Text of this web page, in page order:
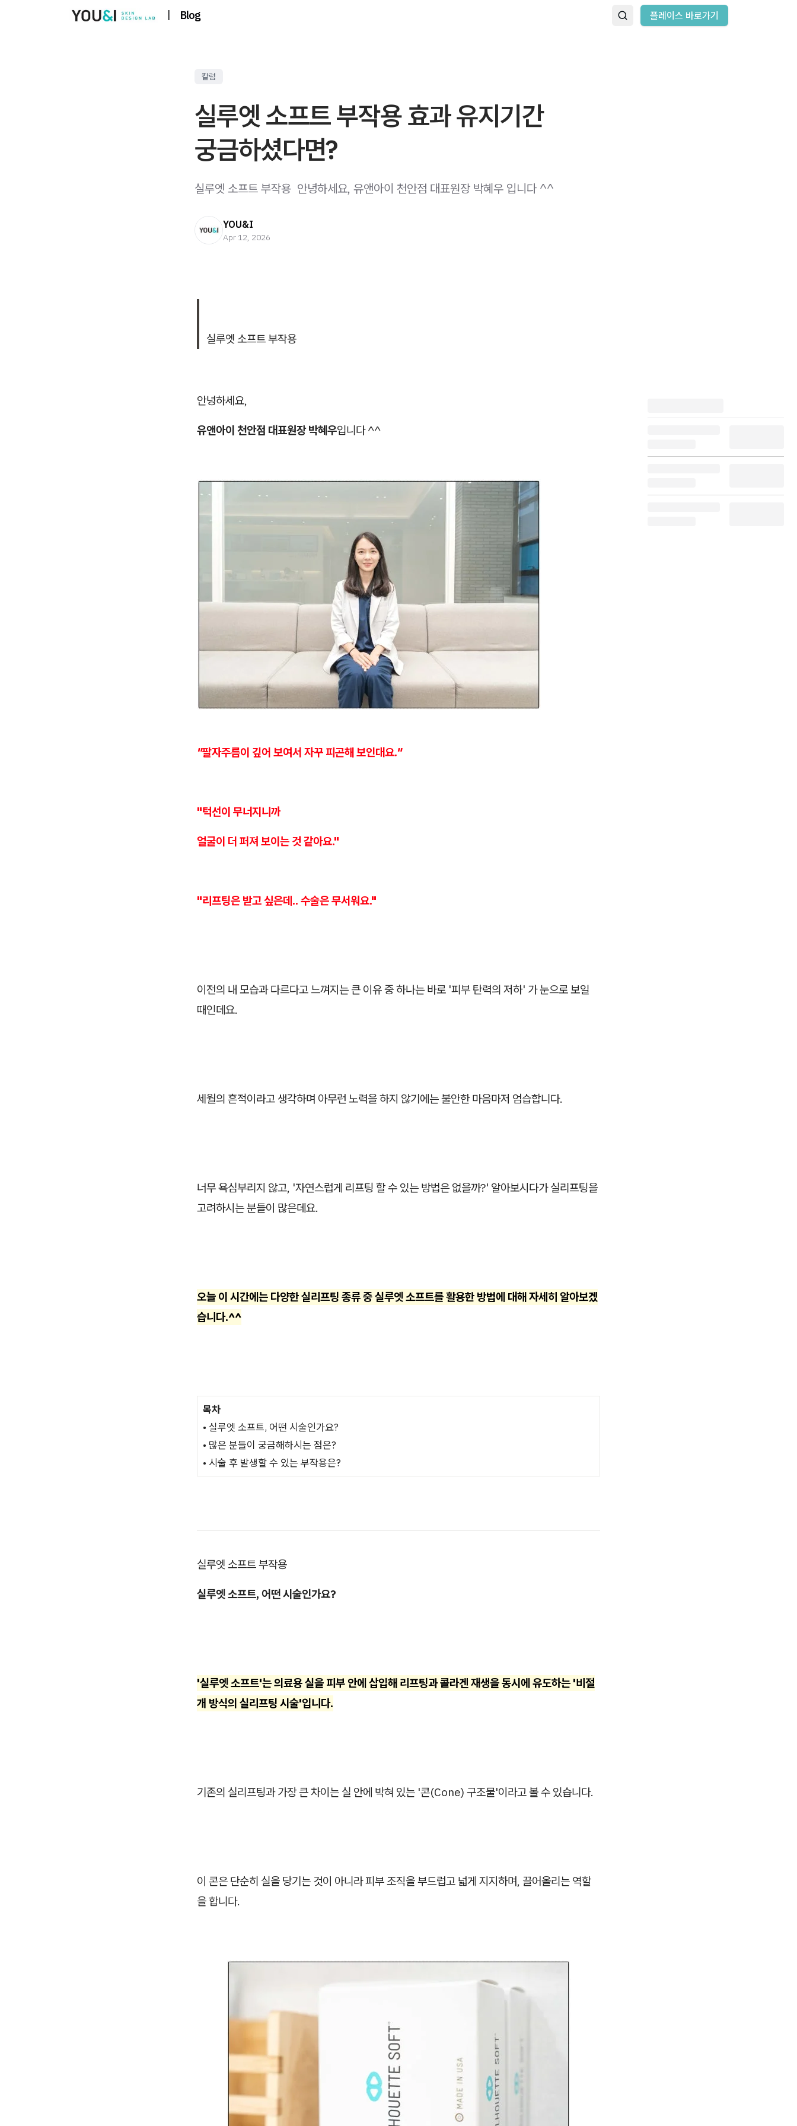
| Blog 플레이스 바로가기
칼럼
실루엣 소프트 부작용 효과 유지기간
궁금하셨다면?
실루엣 소프트 부작용 ​ 안녕하세요, 유앤아이 천안점 대표원장 박혜우 입니다 ^^ ​ ​
YOU&I
Apr 12, 2026
실루엣 소프트 부작용
안녕하세요,
유앤아이 천안점 대표원장 박혜우입니다 ^^
"팔자주름이 깊어 보여서 자꾸 피곤해 보인대요."
"턱선이 무너지니까
얼굴이 더 퍼져 보이는 것 같아요."
"리프팅은 받고 싶은데.. 수술은 무서워요."
이전의 내 모습과 다르다고 느껴지는 큰 이유 중 하나는 바로 '피부 탄력의 저하' 가 눈으로 보일
때인데요.
세월의 흔적이라고 생각하며 아무런 노력을 하지 않기에는 불안한 마음마저 엄습합니다.
너무 욕심부리지 않고, '자연스럽게 리프팅 할 수 있는 방법은 없을까?' 알아보시다가 실리프팅을
고려하시는 분들이 많은데요.
오늘 이 시간에는 다양한 실리프팅 종류 중 실루엣 소프트를 활용한 방법에 대해 자세히 알아보겠
습니다.^^
목차
• 실루엣 소프트, 어떤 시술인가요?
• 많은 분들이 궁금해하시는 점은?
• 시술 후 발생할 수 있는 부작용은?
실루엣 소프트 부작용
실루엣 소프트, 어떤 시술인가요?
'실루엣 소프트'는 의료용 실을 피부 안에 삽입해 리프팅과 콜라겐 재생을 동시에 유도하는 '비절
개 방식의 실리프팅 시술'입니다.
기존의 실리프팅과 가장 큰 차이는 실 안에 박혀 있는 '콘(Cone) 구조물'이라고 볼 수 있습니다.
이 콘은 단순히 실을 당기는 것이 아니라 피부 조직을 부드럽고 넓게 지지하며, 끌어올리는 역할
을 합니다.